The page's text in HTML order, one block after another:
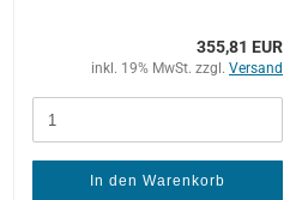
355,81 EUR
inkl. 19% MwSt. zzgl. Versand
In den Warenkorb